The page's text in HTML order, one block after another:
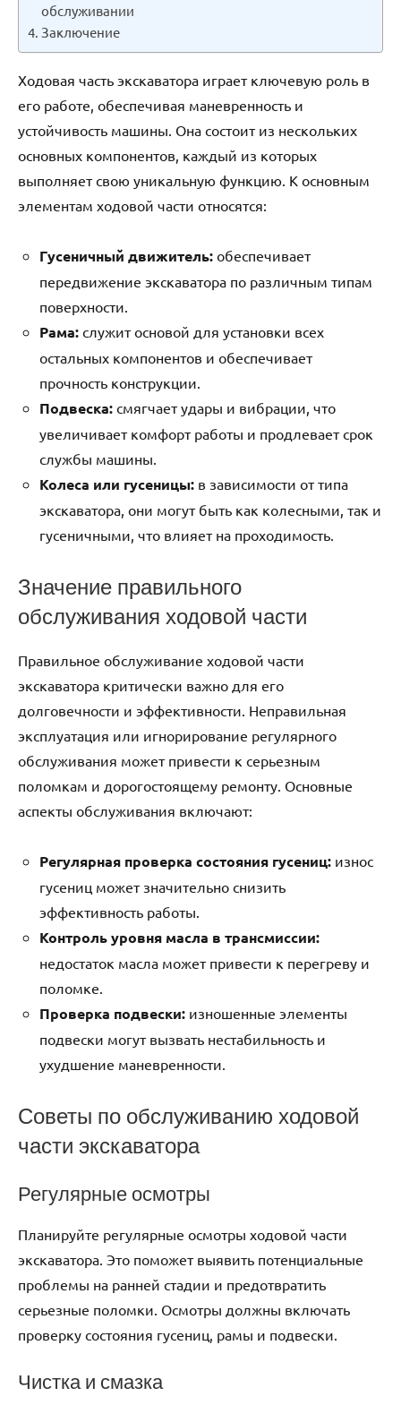
обслуживании
Заключение
Ходовая часть экскаватора играет ключевую роль в
его работе, обеспечивая маневренность и
устойчивость машины. Она состоит из нескольких
основных компонентов, каждый из которых
выполняет свою уникальную функцию. К основным
элементам ходовой части относятся:
Гусеничный движитель: обеспечивает
передвижение экскаватора по различным типам
поверхности.
Рама: служит основой для установки всех
остальных компонентов и обеспечивает
прочность конструкции.
Подвеска: смягчает удары и вибрации, что
увеличивает комфорт работы и продлевает срок
службы машины.
Колеса или гусеницы: в зависимости от типа
экскаватора, они могут быть как колесными, так и
гусеничными, что влияет на проходимость.
Значение правильного
обслуживания ходовой части
Правильное обслуживание ходовой части
экскаватора критически важно для его
долговечности и эффективности. Неправильная
эксплуатация или игнорирование регулярного
обслуживания может привести к серьезным
поломкам и дорогостоящему ремонту. Основные
аспекты обслуживания включают:
Регулярная проверка состояния гусениц: износ
гусениц может значительно снизить
эффективность работы.
Контроль уровня масла в трансмиссии:
недостаток масла может привести к перегреву и
поломке.
Проверка подвески: изношенные элементы
подвески могут вызвать нестабильность и
ухудшение маневренности.
Советы по обслуживанию ходовой
части экскаватора
Регулярные осмотры
Планируйте регулярные осмотры ходовой части
экскаватора. Это поможет выявить потенциальные
проблемы на ранней стадии и предотвратить
серьезные поломки. Осмотры должны включать
проверку состояния гусениц, рамы и подвески.
Чистка и смазка